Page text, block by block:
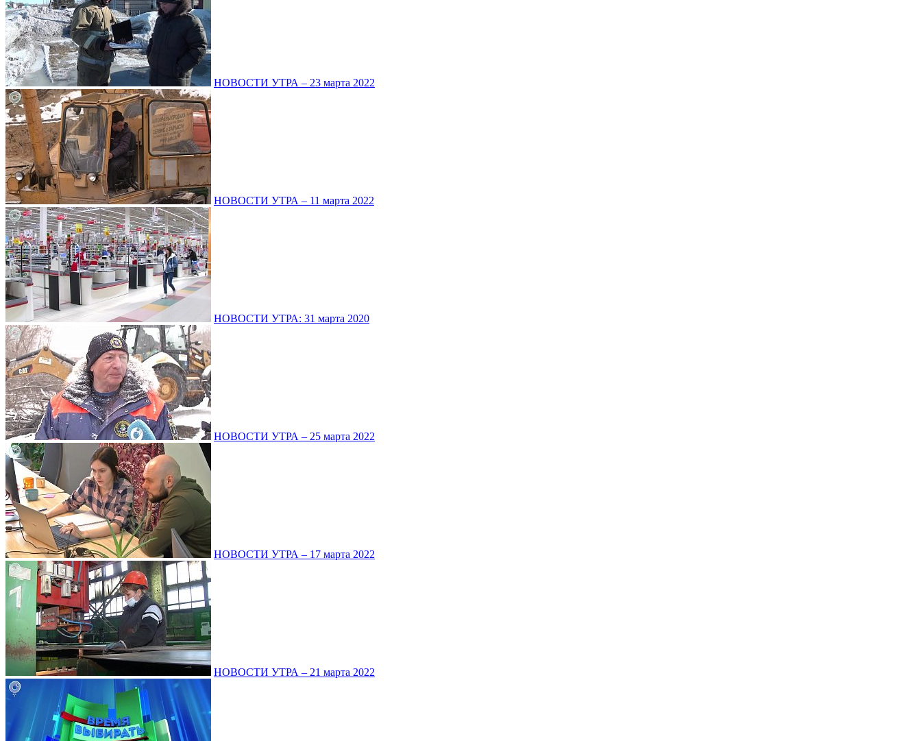
НОВОСТИ УТРА – 23 марта 2022
НОВОСТИ УТРА – 11 марта 2022
НОВОСТИ УТРА: 31 марта 2020
НОВОСТИ УТРА – 25 марта 2022
НОВОСТИ УТРА – 17 марта 2022
НОВОСТИ УТРА – 21 марта 2022